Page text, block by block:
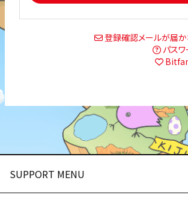
登録確認メールが届
パス
SUPPORT MENU